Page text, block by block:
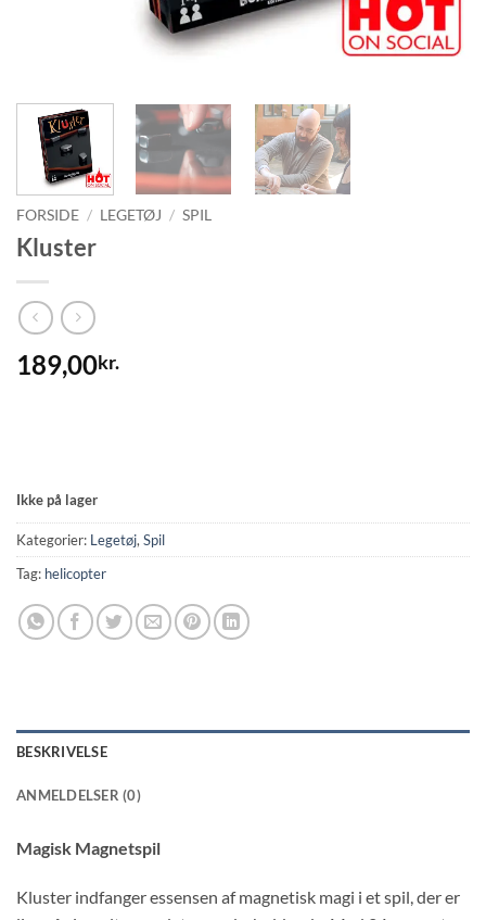
FORSIDE / LEGETØJ / SPIL
Kluster
189,00kr.
Ikke på lager
Kategorier: Legetøj, Spil
Tag: helicopter
BESKRIVELSE
ANMELDELSER (0)
Magisk Magnetspil
Kluster indfanger essensen af magnetisk magi i et spil, der er